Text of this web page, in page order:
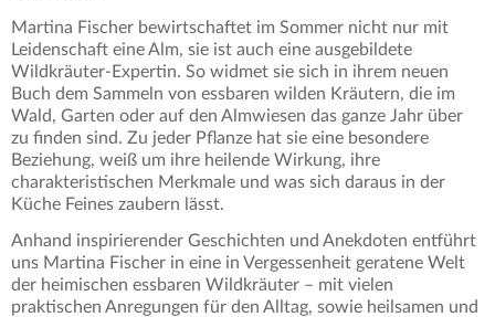
Martina Fischer bewirtschaftet im Sommer nicht nur mit
Leidenschaft eine Alm, sie ist auch eine ausgebildete
Wildkräuter-Expertin. So widmet sie sich in ihrem neuen
Buch dem Sammeln von essbaren wilden Kräutern, die im
Wald, Garten oder auf den Almwiesen das ganze Jahr über
zu finden sind. Zu jeder Pflanze hat sie eine besondere
Beziehung, weiß um ihre heilende Wirkung, ihre
charakteristischen Merkmale und was sich daraus in der
Küche Feines zaubern lässt.
Anhand inspirierender Geschichten und Anekdoten entführt
uns Martina Fischer in eine in Vergessenheit geratene Welt
der heimischen essbaren Wildkräuter – mit vielen
praktischen Anregungen für den Alltag, sowie heilsamen und